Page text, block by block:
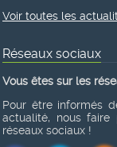
Voir toutes les
Réseaux sociaux
Vous êtes sur les
Pour être informés
actualité, nous faire
réseaux sociaux !